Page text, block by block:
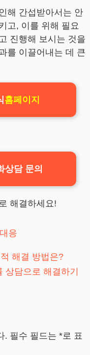
해 간섭받아서는 안
고, 이를 위해 필요
진행해 보시는 것을
를 이끌어내는 데 큰
홈페이지
상담 문의
해결하세요!
응
해결 방법은?
담으로 해결하기
. 필수 필드는 *로 표